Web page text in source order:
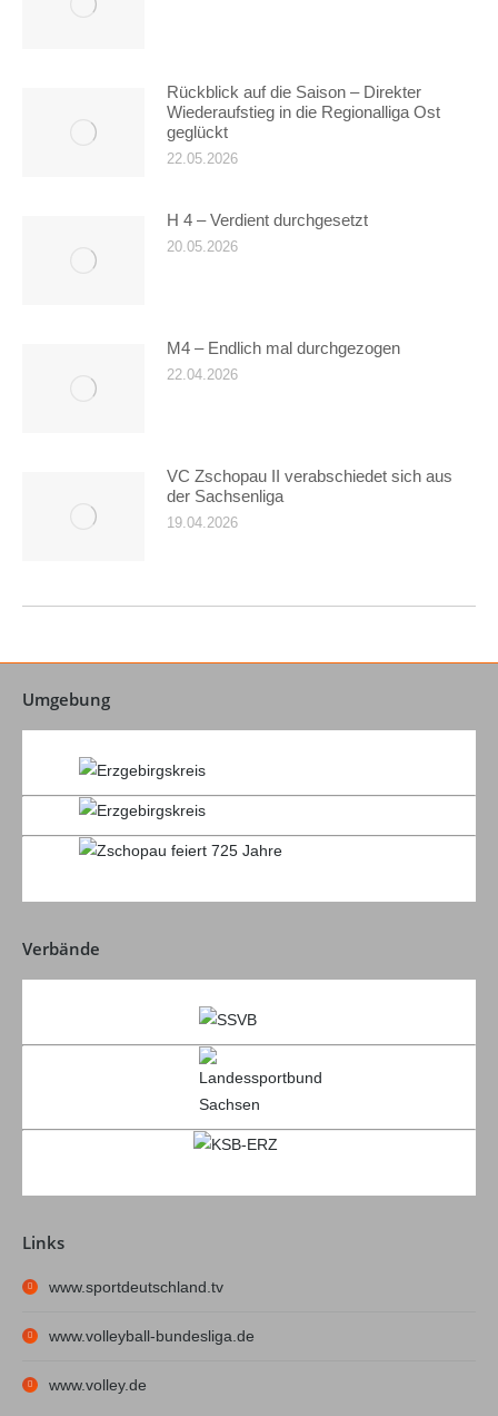
Rückblick auf die Saison – Direkter
Wiederaufstieg in die Regionalliga Ost
geglückt
22.05.2026
H 4 – Verdient durchgesetzt
20.05.2026
M4 – Endlich mal durchgezogen
22.04.2026
VC Zschopau II verabschiedet sich aus
der Sachsenliga
19.04.2026
Umgebung
Verbände
Links
www.sportdeutschland.tv
www.volleyball-bundesliga.de
www.volley.de